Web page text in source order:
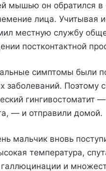
мышью он обратился
лица. Учитывая
местную службу
постконтактной
симптомы были
заболеваний. Поэтому
— и отправили домой.
мальчик вновь
температура,
и